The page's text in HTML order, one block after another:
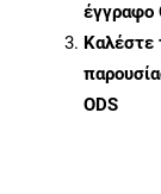
έγγραφο
Καλέστε
ODS